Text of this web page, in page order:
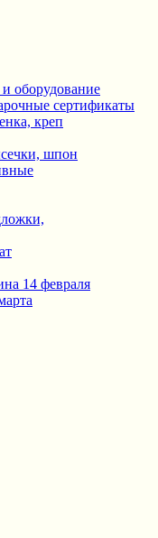
оборудование
сертификаты
креп
шпон
14 февраля